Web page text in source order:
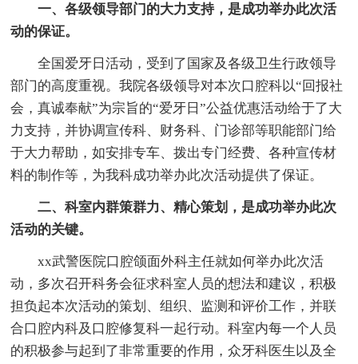
一、各级领导部门的大力支持，是成功举办此次活
动的保证。
全国爱牙日活动，受到了国家及各级卫生行政领导
部门的高度重视。我院各级领导对本次口腔科以“回报社
会，真诚奉献”为宗旨的“爱牙日”公益优惠活动给于了大
力支持，并协调宣传科、财务科、门诊部等职能部门给
于大力帮助，如安排专车、拨出专门经费、各种宣传材
料的制作等，为我科成功举办此次活动提供了保证。
二、科室内群策群力、精心策划，是成功举办此次
活动的关键。
xx武警医院口腔颌面外科主任就如何举办此次活
动，多次召开科务会征求科室人员的想法和建议，积极
担负起本次活动的策划、组织、监测和评价工作，并联
合口腔内科及口腔修复科一起行动。科室内每一个人员
的积极参与起到了非常重要的作用，众牙科医生以及全